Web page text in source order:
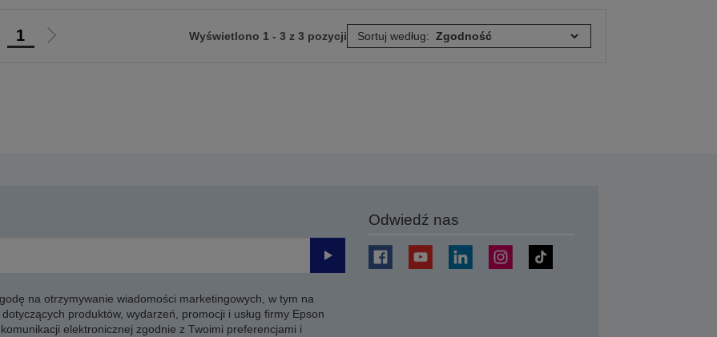
1
Przejdź
Wyświetlono 1 - 3 z 3 pozycji Sortuj według:
Prześlij
na otrzymywanie wiadomości marketingowych, w tym na
produktów, wydarzeń, promocji i usług firmy Epson
elektronicznej zgodnie z Twoimi preferencjami i
Odwiedź nas